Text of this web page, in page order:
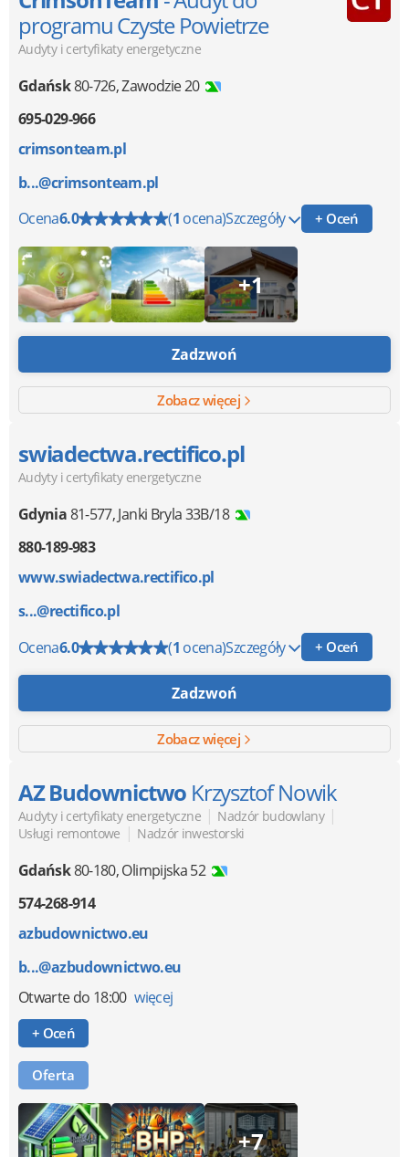
programu Czyste Powietrze
Audyty i certyfikaty energetyczne
Gdańsk80-726,Zawodzie 20
695-029-966
crimsonteam.pl
b...@crimsonteam.pl
Ocena6.0 (1 ocena)Szczegóły + Oceń
+1
Zadzwoń
Zobacz więcej
swiadectwa.rectifico.pl
Audyty i certyfikaty energetyczne
Gdynia81-577,Janki Bryla 33B/18
880-189-983
www.swiadectwa.rectifico.pl
s...@rectifico.pl
Ocena6.0 (1 ocena)Szczegóły + Oceń
Zadzwoń
Zobacz więcej
AZ Budownictwo Krzysztof Nowik
Audyty i certyfikaty energetyczne | Nadzór budowlany |
Usługi remontowe | Nadzór inwestorski
Gdańsk80-180,Olimpijska 52
574-268-914
azbudownictwo.eu
b...@azbudownictwo.eu
Otwartedo 18:00 więcej
+ Oceń
Oferta
+7